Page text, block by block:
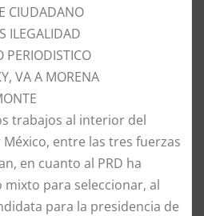
CIUDADANO
ILEGALIDAD
PERIODISTICO
VA A MORENA
trabajos al interior del
entre las tres fuerzas
en cuanto al PRD ha
para seleccionar, al
para la presidencia de